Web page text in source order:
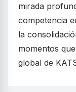
mirada
competencia
la
momentos
global de